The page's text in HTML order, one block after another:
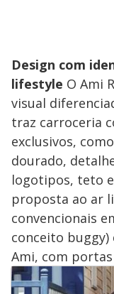
Design com
lifestyle O Ami
visual
traz carroceria
exclusivos,
dourado,
logotipos, teto
proposta ao ar
convencionais
conceito
Ami, com